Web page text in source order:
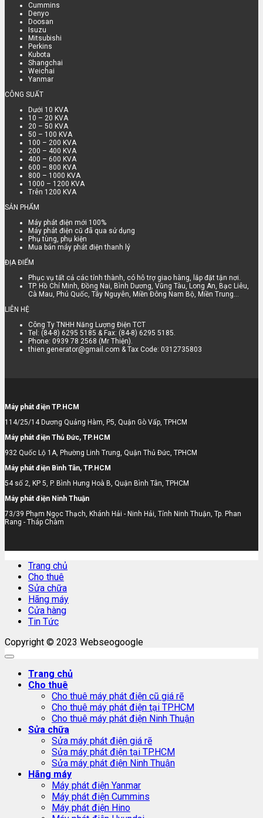
Cummins
Denyo
Doosan
Isuzu
Mitsubishi
Perkins
Kubota
Shangchai
Weichai
Yanmar
CÔNG SUẤT
Dưới 10 KVA
10 – 20 KVA
20 – 50 KVA
50 – 100 KVA
100 – 200 KVA
200 – 400 KVA
400 – 600 KVA
600 – 800 KVA
800 – 1000 KVA
1000 – 1200 KVA
Trên 1200 KVA
SẢN PHẨM
Máy phát điện mới 100%
Máy phát điện cũ đã qua sử dụng
Phụ tùng, phụ kiện
Mua bán máy phát điện thanh lý
ĐỊA ĐIỂM
Phục vụ tất cả các tỉnh thành, có hỗ trợ giao hàng, lắp đặt tận nơi.
TP. Hồ Chí Minh, Đồng Nai, Bình Dương, Vũng Tàu, Long An, Bạc Liêu,
Cà Mau, Phú Quốc, Tây Nguyên, Miền Đông Nam Bộ, Miền Trung...
LIÊN HỆ
Công Ty TNHH Năng Lượng Điện TCT
Tel: (84-8) 6295 5185 & Fax: (84-8) 6295 5185.
Phone: 0939 78 2568 (Mr Thiện).
thien.generator@gmail.com & Tax Code: 0312735803
Máy phát điện TP.HCM
114/25/14 Dương Quảng Hàm, P5, Quận Gò Vấp, TPHCM
Máy phát điện Thủ Đức, TP.HCM
932 Quốc Lộ 1A, Phường Linh Trung, Quận Thủ Đức, TPHCM
Máy phát điện Bình Tân, TP.HCM
54 số 2, KP 5, P. Bình Hưng Hoà B, Quận Bình Tân, TPHCM
Máy phát điện Ninh Thuận
73/39 Phạm Ngọc Thạch, Khánh Hải - Ninh Hải, Tỉnh Ninh Thuận, Tp. Phan
Rang - Tháp Chàm
Trang chủ
Cho thuê
Sửa chữa
Hãng máy
Cửa hàng
Tin Tức
Copyright © 2023 Webseogoogle
Trang chủ
Cho thuê
Cho thuê máy phát điện cũ giá rẽ
Cho thuê máy phát điện tại TP.HCM
Cho thuê máy phát điện Ninh Thuận
Sửa chữa
Sửa máy phát điện giá rẽ
Sửa máy phát điện tại TP.HCM
Sửa máy phát điện Ninh Thuận
Hãng máy
Máy phát điện Yanmar
Máy phát điện Cummins
Máy phát điện Hino